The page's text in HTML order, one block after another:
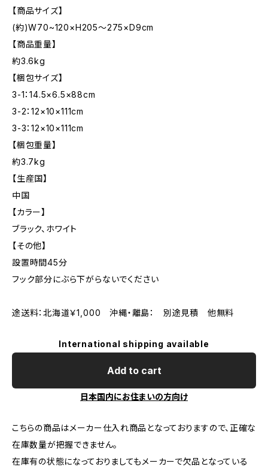
【商品サイズ】
(約)W70~120×H205〜275×D9cm
【商品重量】
約3.6kg
【梱包サイズ】
3-1：14.5×6.5×88cm
3-2：12×10×111cm
3-3：12×10×111cm
【梱包重量】
約3.7kg
【生産国】
中国
【カラー】
ブラック、ホワイト
【その他】
設置時間45分
フック部分にぶら下がらないでください
途送料：北海道￥1,000 沖縄・離島： 別途見積 他無料
International shipping available
Add to cart
日本国内にお住まいの方向け
こちらの商品はメーカー仕入れ商品となっておりますので、正確な
在庫数量が把握できません。
在庫有の状態になっておりましてもメーカーで欠品となっている